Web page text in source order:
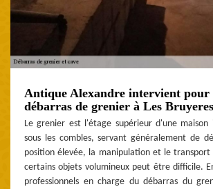
Antique Alexandre intervient pour
débarras de grenier à Les Bruyeres
Le grenier est l'étage supérieur d'une maison
sous les combles, servant généralement de
position élevée, la manipulation et le transport
certains objets volumineux peut être difficile.
professionnels en charge du débarras du